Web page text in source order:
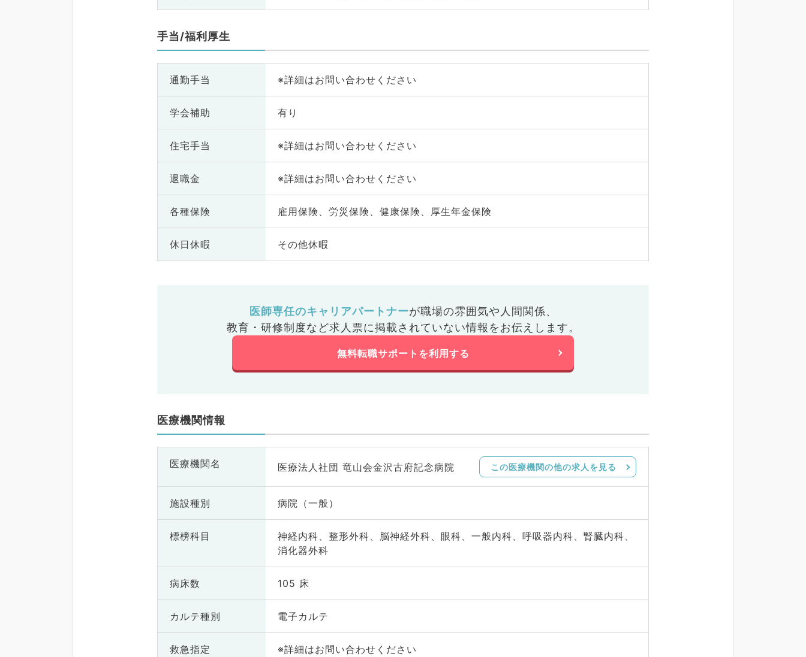
手当/福利厚生
通勤手当 ※詳細はお問い合わせください
学会補助 有り
住宅手当 ※詳細はお問い合わせください
退職金 ※詳細はお問い合わせください
各種保険 雇用保険、労災保険、健康保険、厚生年金保険
休日休暇 その他休暇
医師専任のキャリアパートナーが職場の雰囲気や人間関係、
教育・研修制度など求人票に掲載されていない情報をお伝えします。
無料転職サポートを利用する
医療機関情報
医療機関名 医療法人社団 竜山会金沢古府記念病院 この医療機関の他の求人を見る
施設種別 病院（一般）
標榜科目
神経内科、整形外科、脳神経外科、眼科、一般内科、呼吸器内科、腎臓内科、
消化器外科
病床数 105 床
カルテ種別 電子カルテ
救急指定 ※詳細はお問い合わせください